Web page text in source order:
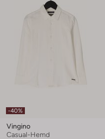
-40%
Vingino
Casual-Hemd